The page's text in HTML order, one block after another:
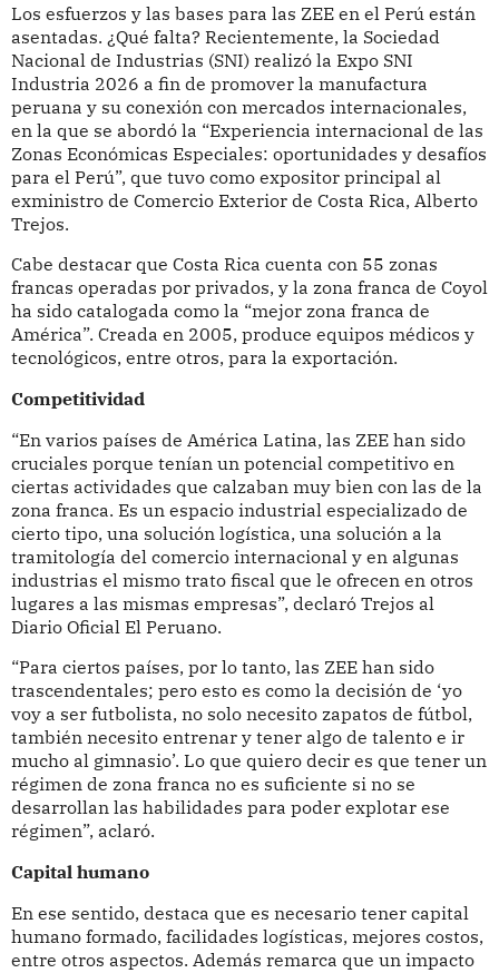
Los esfuerzos y las bases para las ZEE en el Perú están
asentadas. ¿Qué falta? Recientemente, la Sociedad
Nacional de Industrias (SNI) realizó la Expo SNI
Industria 2026 a fin de promover la manufactura
peruana y su conexión con mercados internacionales,
en la que se abordó la “Experiencia internacional de las
Zonas Económicas Especiales: oportunidades y desafíos
para el Perú”, que tuvo como expositor principal al
exministro de Comercio Exterior de Costa Rica, Alberto
Trejos.
Cabe destacar que Costa Rica cuenta con 55 zonas
francas operadas por privados, y la zona franca de Coyol
ha sido catalogada como la “mejor zona franca de
América”. Creada en 2005, produce equipos médicos y
tecnológicos, entre otros, para la exportación.
Competitividad
“En varios países de América Latina, las ZEE han sido
cruciales porque tenían un potencial competitivo en
ciertas actividades que calzaban muy bien con las de la
zona franca. Es un espacio industrial especializado de
cierto tipo, una solución logística, una solución a la
tramitología del comercio internacional y en algunas
industrias el mismo trato fiscal que le ofrecen en otros
lugares a las mismas empresas”, declaró Trejos al
Diario Oficial El Peruano.
“Para ciertos países, por lo tanto, las ZEE han sido
trascendentales; pero esto es como la decisión de ‘yo
voy a ser futbolista, no solo necesito zapatos de fútbol,
también necesito entrenar y tener algo de talento e ir
mucho al gimnasio’. Lo que quiero decir es que tener un
régimen de zona franca no es suficiente si no se
desarrollan las habilidades para poder explotar ese
régimen”, aclaró.
Capital humano
En ese sentido, destaca que es necesario tener capital
humano formado, facilidades logísticas, mejores costos,
entre otros aspectos. Además remarca que un impacto